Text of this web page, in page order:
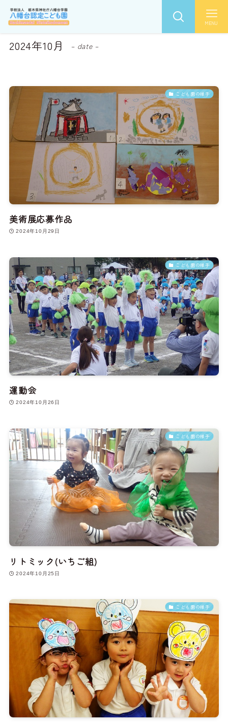
MENU
2024年10月 – date –
こども園の様子
美術展応募作品
2024年10月29日
こども園の様子
運動会
2024年10月26日
こども園の様子
リトミック(いちご組)
2024年10月25日
こども園の様子